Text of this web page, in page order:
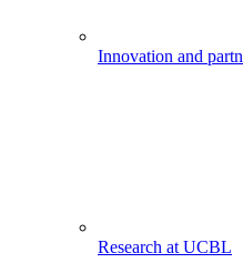
Innovation and
Research at UCBL